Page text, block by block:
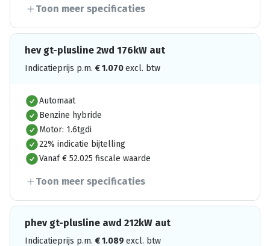
Toon meer specificaties
hev gt-plusline 2wd 176kW aut
Indicatieprijs p.m. €1.070excl. btw
Automaat
Benzine hybride
Motor: 1.6tgdi
22% indicatie bijtelling
Vanaf € 52.025 fiscale waarde
Toon meer specificaties
phev gt-plusline awd 212kW aut
Indicatieprijs p.m. €1.089 excl. btw